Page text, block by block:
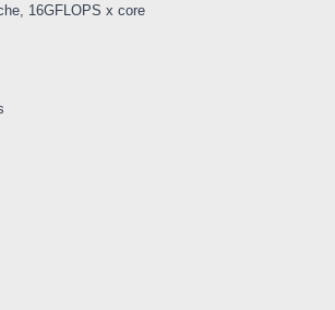
16GFLOPS x core